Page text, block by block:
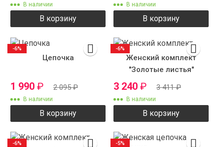
В наличии
В корзину
В наличии
В корзину
Цепочка
1 990 ₽ 2 095₽
В наличии
В корзину
-6%
Женский комплект
"Золотые листья"
3 240 ₽ 3 411₽
В наличии
В корзину
-6%
-6% -5%